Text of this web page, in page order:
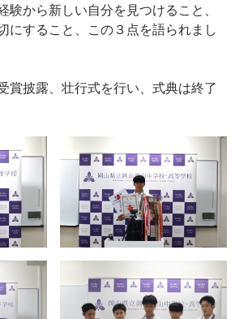
験から新しい自分を見つけること、
にすること、この３点を語られまし
賞披露、壮行式を行い、式典は終了